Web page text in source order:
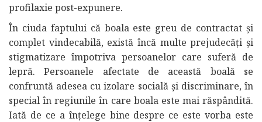
profilaxie post-expunere.
În ciuda faptului că boala este greu de contractat și
complet vindecabilă, există încă multe prejudecăți și
stigmatizare împotriva persoanelor care suferă de
lepră. Persoanele afectate de această boală se
confruntă adesea cu izolare socială și discriminare, în
special în regiunile în care boala este mai răspândită.
Iată de ce a înțelege bine despre ce este vorba este